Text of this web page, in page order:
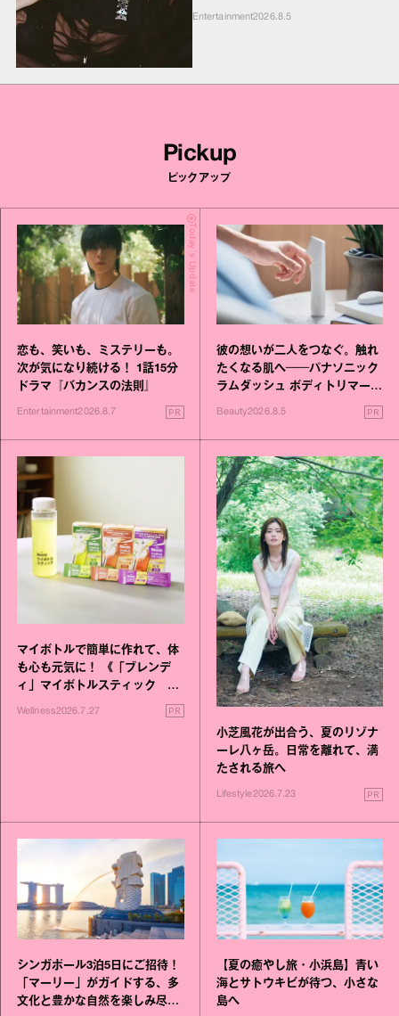
Entertainment2026.8.5
Pickup
ピックアップ
Today's Update
恋も、笑いも、ミステリーも。
次が気になり続ける！ 1話15分
ドラマ『バカンスの法則』
Entertainment2026.8.7 PR
彼の想いが二人をつなぐ。触れ
たくなる肌へ──パナソニック
ラムダッシュ ボディトリマーが
Beauty2026.8.5 PR
マイボトルで簡単に作れて、体
も心も元気に！ 《「ブレンデ
ィ」マイボトルスティック い
いこと毎日》シリーズが誕生
Wellness2026.7.27 PR
小芝風花が出合う、夏のリゾナ
ーレ八ヶ岳。日常を離れて、満
たされる旅へ
Lifestyle2026.7.23 PR
シンガポール3泊5日にご招待！
「マーリー」がガイドする、多
文化と豊かな自然を楽しみ尽く
【夏の癒やし旅・小浜島】青い
海とサトウキビが待つ、小さな
島へ